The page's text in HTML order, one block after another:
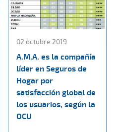
02 octubre 2019
A.M.A. es la compañía
líder en Seguros de
Hogar por
satisfacción global de
los usuarios, según la
OCU